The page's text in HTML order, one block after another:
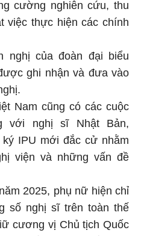
cường nghiên cứu, thu
việc thực hiện các chính
nghị của đoàn đại biểu
ghi nhận và đưa vào
Nam cũng có các cuộc
với nghị sĩ Nhật Bản,
IPU mới đắc cử nhằm
viện và những vấn đề
2025, phụ nữ hiện chỉ
số nghị sĩ trên toàn thế
cương vị Chủ tịch Quốc